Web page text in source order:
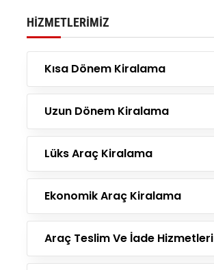
HIZMETLERIMIZ
Kısa Dönem Kiralama
Uzun Dönem Kiralama
Lüks Araç Kiralama
Ekonomik Araç Kiralama
Araç Teslim Ve İade Hizmetleri